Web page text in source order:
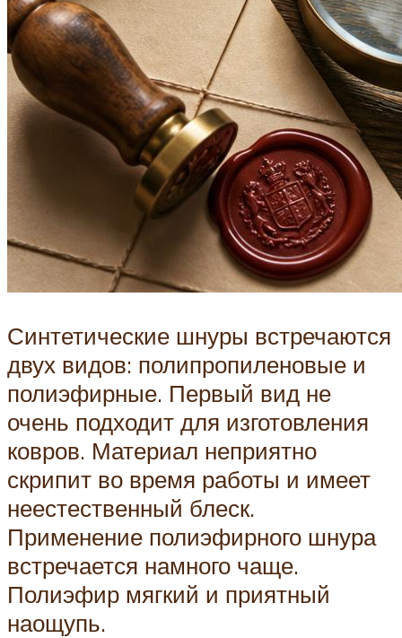
Синтетические шнуры встречаются
двух видов: полипропиленовые и
полиэфирные. Первый вид не
очень подходит для изготовления
ковров. Материал неприятно
скрипит во время работы и имеет
неестественный блеск.
Применение полиэфирного шнура
встречается намного чаще.
Полиэфир мягкий и приятный
наощупь.